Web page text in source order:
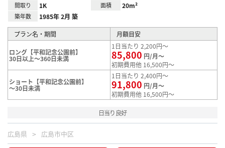
間取り 1K 面積 20m²
築年数 1985年 2月 築
プラン名・期間 月額目安
ロング【平和記念公園前】
30日以上～360日未満
1日当たり 2,200円～
85,800 円/月～
初期費用他 16,500円～
ショート【平和記念公園前】
～30日未満
1日当たり 2,400円～
91,800 円/月～
初期費用他 16,500円～
日当り良好
広島県 広島市中区